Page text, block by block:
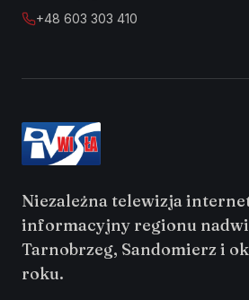
+48 603 303 410
Niezależna telewizja
informacyjny regionu
Tarnobrzeg, Sandomierz i
roku.